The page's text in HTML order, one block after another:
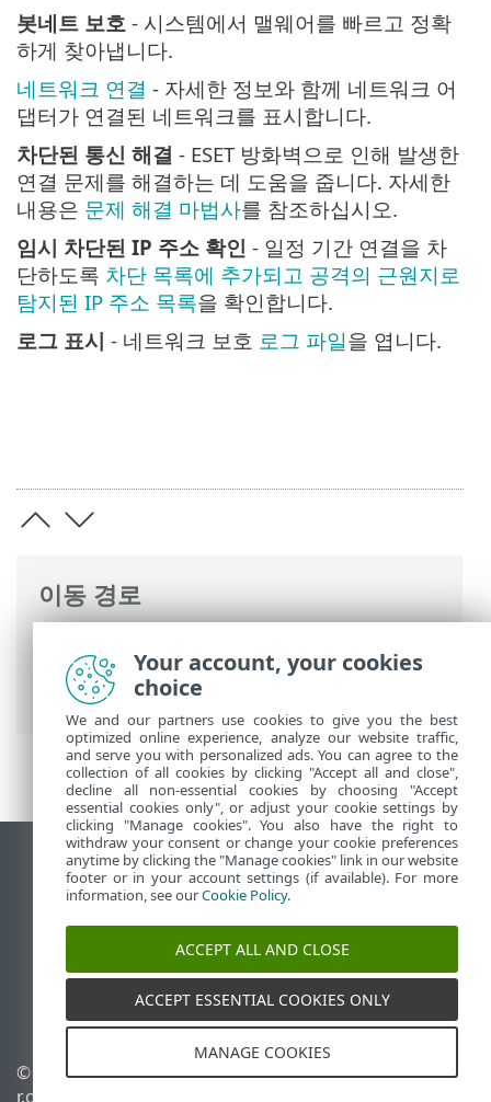
이동 경로
Security >ESET Small Business Security
운용>설정> 네트워크 보호
봇네트 보호 - 시스템에서 맬웨어를 빠르고 정확
하게 찾아냅니다.
네트워크 연결 - 자세한 정보와 함께 네트워크 어
댑터가 연결된 네트워크를 표시합니다.
차단된 통신 해결 - ESET 방화벽으로 인해 발생한
연결 문제를 해결하는 데 도움을 줍니다. 자세한
내용은 문제 해결 마법사를 참조하십시오.
임시 차단된 IP 주소 확인 - 일정 기간 연결을 차
단하도록 차단 목록에 추가되고 공격의 근원지로
탐지된 IP 주소 목록을 확인합니다.
로그 표시 - 네트워크 보호 로그 파일을 엽니다.
데스크톱 사이트 보기
End of Life
ESET 지식 베이스
ESET Status Portal
국가별 지원
© 1992 - 2026 ESET, spol. s
r.o. - All rights reserved.
쿠키 관리
Your account, your cookies
choice
We and our partners use cookies to give you the best
optimized online experience, analyze our website traffic,
and serve you with personalized ads. You can agree to the
collection of all cookies by clicking "Accept all and close",
decline all non-essential cookies by choosing "Accept
essential cookies only", or adjust your cookie settings by
clicking "Manage cookies". You also have the right to
withdraw your consent or change your cookie preferences
anytime by clicking the "Manage cookies" link in our website
footer or in your account settings (if available). For more
information, see ourCookie Policy.
ACCEPT ALL AND CLOSE
ACCEPT ESSENTIAL COOKIES ONLY
MANAGE COOKIES